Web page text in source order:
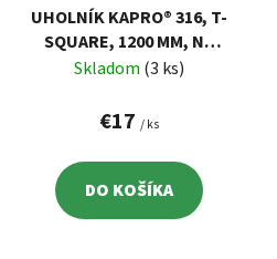
UHOLNÍK KAPRO® 316, T-
SQUARE, 1200 MM, NA
SADROKARTÓN
Skladom (3 ks)
€17 / ks
DO KOŠÍKA